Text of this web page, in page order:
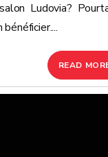
Ludovia?
READ